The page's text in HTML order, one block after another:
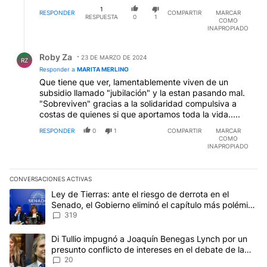
RESPONDER
1
RESPUESTA
0 1
COMPARTIR
MARCAR
COMO
INAPROPIADO
RZ Roby Za
23 DE MARZO DE 2024
Responder a MARITA MERLINO
Que tiene que ver, lamentablemente viven de un
subsidio llamado "jubilación" y la estan pasando mal.
"Sobreviven" gracias a la solidaridad compulsiva a
costas de quienes si que aportamos toda la vida.....
RESPONDER 0 1 COMPARTIR
MARCAR
COMO
INAPROPIADO
CONVERSACIONES ACTIVAS
Este listado muestra los artículos con más comentarios en los
Un artículo de tendencia con el título "Ley de Tierras: ante el
Ley de Tierras: ante el riesgo de derrota en el
Senado, el Gobierno eliminó el capítulo más polémico
del proyecto
319
Un artículo de tendencia con el título "Di Tullio impugnó a
Di Tullio impugnó a Joaquín Benegas Lynch por un
presunto conflicto de intereses en el debate de la
Ley de Tierras
20